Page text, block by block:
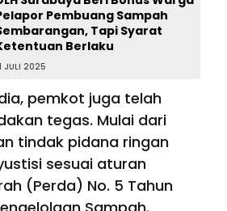
Pembuang Sampah
Tapi Syarat
Berlaku
JULI 2025
pemkot juga telah
tegas. Mulai dari
tindak pidana ringan
sesuai aturan
(Perda) No. 5 Tahun